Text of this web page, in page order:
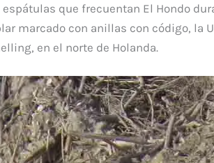
que frecuentan El Hondo
marcado con anillas con código, la
en el norte de Holanda.